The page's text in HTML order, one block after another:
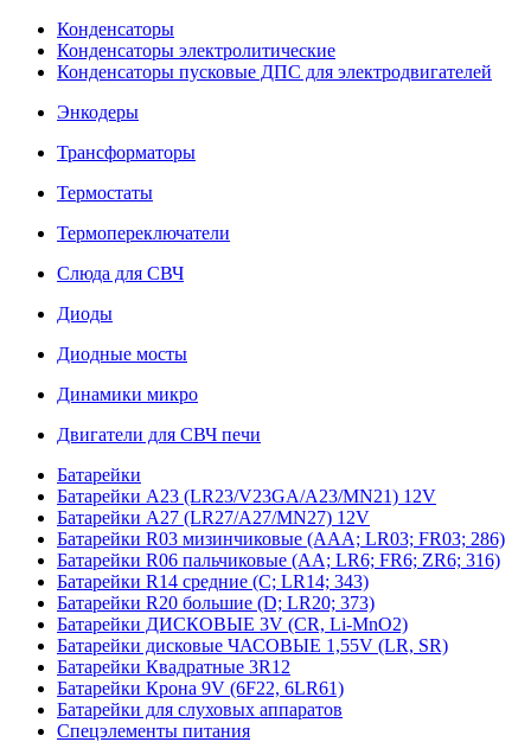
Конденсаторы
Конденсаторы электролитические
Конденсаторы пусковые ДПС для электродвигателей
Энкодеры
Трансформаторы
Термостаты
Термопереключатели
Слюда для СВЧ
Диоды
Диодные мосты
Динамики микро
Двигатели для СВЧ печи
Батарейки
Батарейки A23 (LR23/V23GA/A23/MN21) 12V
Батарейки A27 (LR27/A27/MN27) 12V
Батарейки R03 мизинчиковые (AAA; LR03; FR03; 286)
Батарейки R06 пальчиковые (AA; LR6; FR6; ZR6; 316)
Батарейки R14 средние (C; LR14; 343)
Батарейки R20 большие (D; LR20; 373)
Батарейки ДИСКОВЫЕ 3V (CR, Li-MnO2)
Батарейки дисковые ЧАСОВЫЕ 1,55V (LR, SR)
Батарейки Квадратные 3R12
Батарейки Крона 9V (6F22, 6LR61)
Батарейки для слуховых аппаратов
Спецэлементы питания